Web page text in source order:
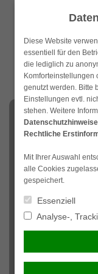
Für viele
möchten. Dabei
offensichtlichen
beispielsweise die
die Wahl einer
So können
Diese Website
essentiell für den
die lediglich zu
Komforteinstellungen
genutzt werden. Bitte
Einstellungen evtl.
stehen. Weitere
Rechtliche
Mit Ihrer Auswahl
alle Cookies
gespeichert.
Essenziell
Analyse-,